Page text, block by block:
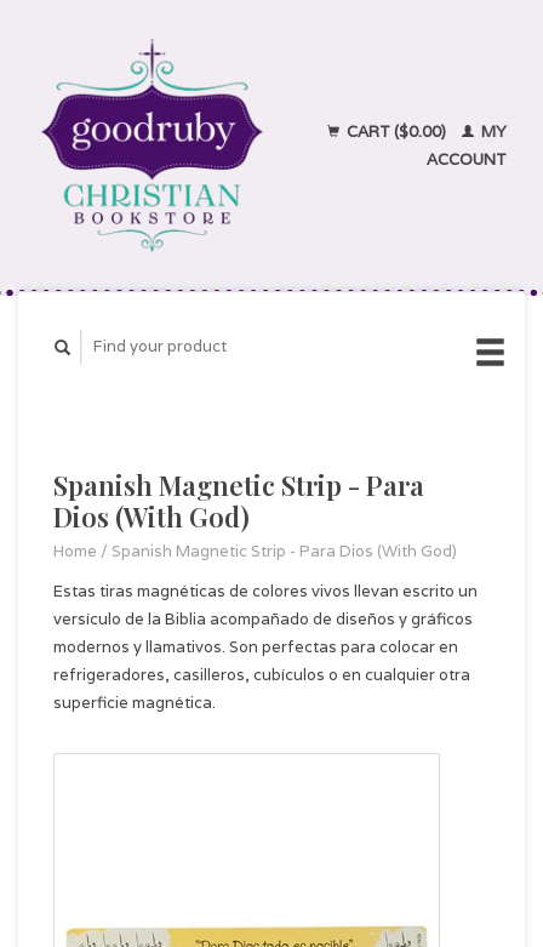
CART ($0.00)
MY
ACCOUNT
Spanish Magnetic Strip - Para
Dios (With God)
Home / Spanish Magnetic Strip - Para Dios (With God)
Estas tiras magnéticas de colores vivos llevan escrito un
versículo de la Biblia acompañado de diseños y gráficos
modernos y llamativos. Son perfectas para colocar en
refrigeradores, casilleros, cubículos o en cualquier otra
superficie magnética.